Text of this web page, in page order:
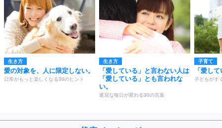
生き方
愛の対象を、人に限定しない。
日常がもっと楽しくなる30のヒント
生き方
「愛している」と言わない人は
「愛している」とも言われな
い。
退屈な毎日が変わる30の言葉
子育て
「愛し
子どもがす